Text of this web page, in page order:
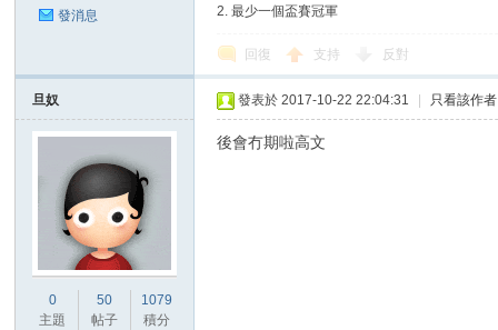
發消息
2. 最少一個盃賽冠軍
回復 支持 反對
旦奴
0
主題
50
帖子
1079
積分
發表於 2017-10-22 22:04:31 只看該作者
後會冇期啦高文